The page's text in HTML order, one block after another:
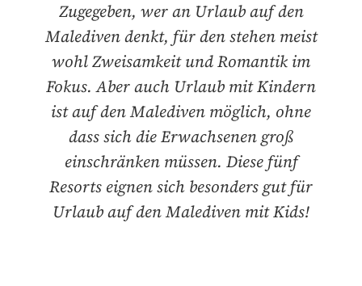
Zugegeben, wer an Urlaub auf den
Malediven denkt, für den stehen meist
wohl Zweisamkeit und Romantik im
Fokus. Aber auch Urlaub mit Kindern
ist auf den Malediven möglich, ohne
dass sich die Erwachsenen groß
einschränken müssen. Diese fünf
Resorts eignen sich besonders gut für
Urlaub auf den Malediven mit Kids!